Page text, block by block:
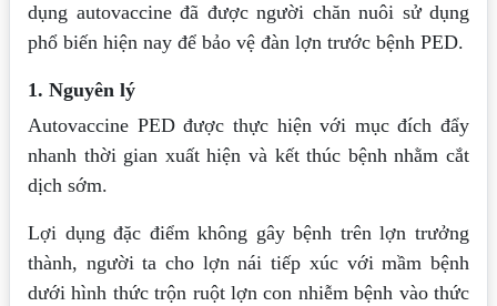
dụng autovaccine đã được người chăn nuôi sử dụng
phổ biến hiện nay để bảo vệ đàn lợn trước bệnh PED.
1. Nguyên lý
Autovaccine PED được thực hiện với mục đích đẩy
nhanh thời gian xuất hiện và kết thúc bệnh nhằm cắt
dịch sớm.
Lợi dụng đặc điểm không gây bệnh trên lợn trưởng
thành, người ta cho lợn nái tiếp xúc với mầm bệnh
dưới hình thức trộn ruột lợn con nhiễm bệnh vào thức